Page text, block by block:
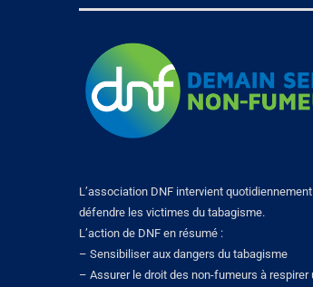
L’association DNF intervient
défendre les victimes du tabagisme.
L’action de DNF en résumé :
– Sensibiliser aux dangers du tabagisme
– Assurer le droit des non-fumeurs à respirer